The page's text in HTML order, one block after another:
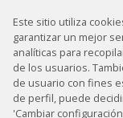
Este sitio utiliza
garantizar un mejor
analíticas para
de los usuarios.
de usuario con fines
de perfil, puede
'Cambiar